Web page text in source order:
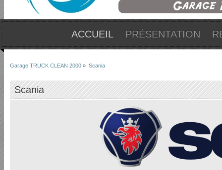
ACCUEIL PRÉSENTATION
Garage TRUCK CLEAN 2000 » Scania
Scania